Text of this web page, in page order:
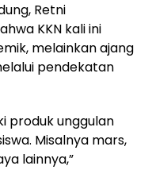
Retni
KKN kali ini
melainkan ajang
pendekatan
produk unggulan
Misalnya mars,
lainnya,”